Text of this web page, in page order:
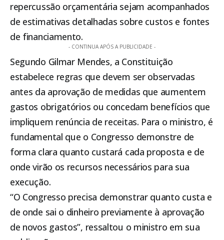
repercussão orçamentária sejam acompanhados
de estimativas detalhadas sobre custos e fontes
de financiamento.
- CONTINUA APÓS A PUBLICIDADE -
Segundo Gilmar Mendes, a Constituição
estabelece regras que devem ser observadas
antes da aprovação de medidas que aumentem
gastos obrigatórios ou concedam benefícios que
impliquem renúncia de receitas. Para o ministro, é
fundamental que o Congresso demonstre de
forma clara quanto custará cada proposta e de
onde virão os recursos necessários para sua
execução.
“O Congresso precisa demonstrar quanto custa e
de onde sai o dinheiro previamente à aprovação
de novos gastos”, ressaltou o ministro em sua